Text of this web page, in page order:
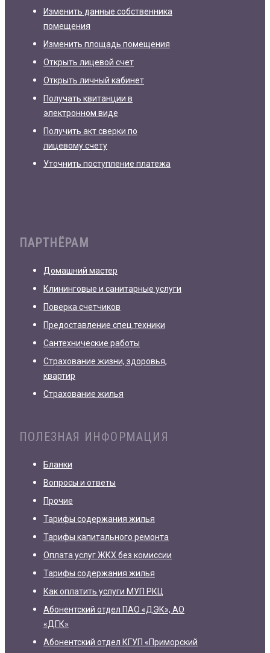
Изменить данные собственника
помещения
Изменить площадь помещения
Открыть лицевой счет
Открыть личный кабинет
Получать квитанции в
электронном виде
Получить акт сверки по
лицевому счету
Уточнить поступление платежа
ПАРТНЁРАМ
Домашний мастер
Клининговые и санитарные услуги
Поверка счетчиков
Предоставление спец.техники
Сантехнические работы
Страхование жизни, здоровья,
квартир
Страхование жилья
ПОЛЕЗНАЯ ИНФОРМАЦИЯ
Бланки
Вопросы и ответы
Прочие
Тарифы содержания жилья
Тарифы капитального ремонта
Оплата услуг ЖКХ без комиссии
Тарифы содержания жилья
Как оплатить услуги МУП РКЦ
Абонентский отдел ПАО «ДЭК», АО
«ДГК»
Абонентский отдел КГУП «Приморский